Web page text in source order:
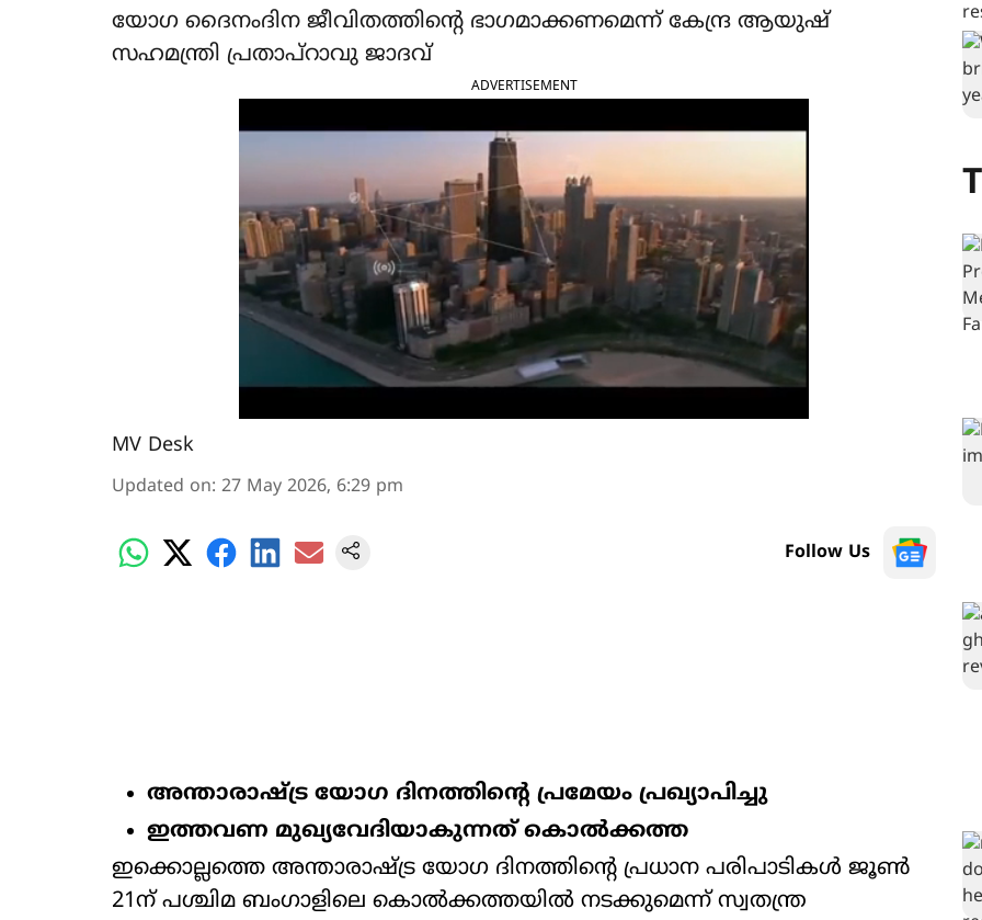
യോഗ ദൈനംദിന ജീവിതത്തിന്‍റെ ഭാഗമാക്കണമെന്ന് കേന്ദ്ര ആയുഷ്
സഹമന്ത്രി പ്രതാപ്‌റാവു ജാദവ്
ADVERTISEMENT
MV Desk
Updated on: 27 May 2026, 6:29 pm
Follow Us
അന്താരാഷ്‌ട്ര യോഗ ദിനത്തിന്‍റെ പ്രമേയം പ്രഖ്യാപിച്ചു
ഇത്തവണ മുഖ്യവേദിയാകുന്നത് കൊൽക്കത്ത
ഇക്കൊല്ലത്തെ അന്താരാഷ്‌ട്ര യോഗ ദിനത്തിന്‍റെ പ്രധാന പരിപാടികൾ ജൂൺ
21ന് പശ്ചിമ ബംഗാളിലെ കൊൽക്കത്തയിൽ നടക്കുമെന്ന് സ്വതന്ത്ര